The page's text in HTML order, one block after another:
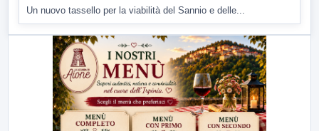
Un nuovo tassello per la viabilità del Sannio e delle...